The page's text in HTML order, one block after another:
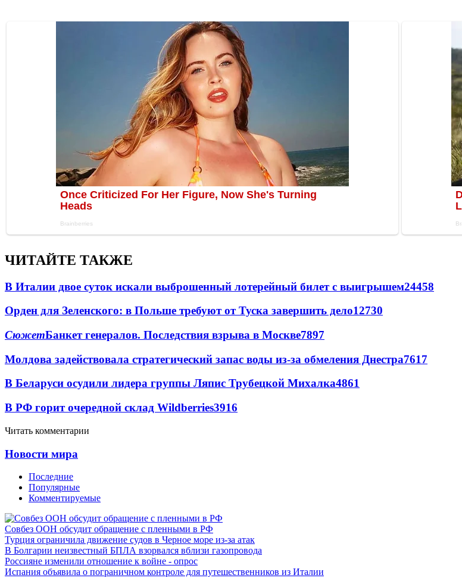
ЧИТАЙТЕ ТАКЖЕ
В Италии двое суток искали выброшенный лотерейный билет с выигрышем24458
Орден для Зеленского: в Польше требуют от Туска завершить дело12730
СюжетБанкет генералов. Последствия взрыва в Москве7897
Молдова задействовала стратегический запас воды из-за обмеления Днестра7617
В Беларуси осудили лидера группы Ляпис Трубецкой Михалка4861
В РФ горит очередной склад Wildberries3916
Читать комментарии
Новости мира
Последние
Популярные
Комментируемые
Совбез ООН обсудит обращение с пленными в РФ
Турция ограничила движение судов в Черное море из-за атак
В Болгарии неизвестный БПЛА взорвался вблизи газопровода
Россияне изменили отношение к войне - опрос
Испания объявила о пограничном контроле для путешественников из Италии